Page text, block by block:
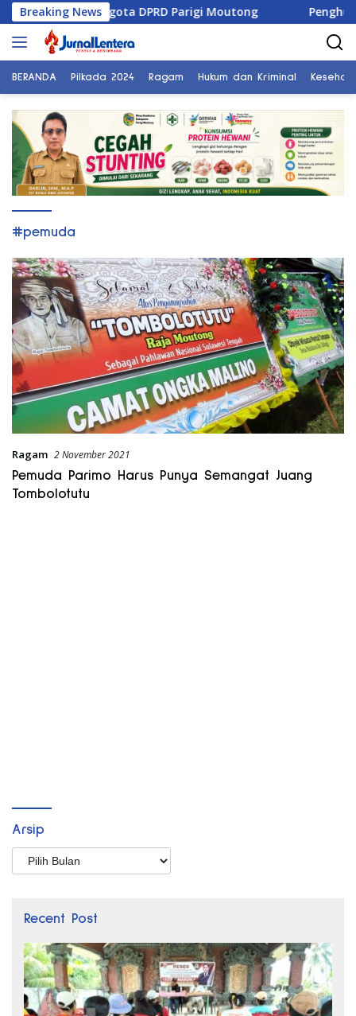
Langsung
ke
konten
Breaking News
Reses Anggota DPRD Parigi Moutong Penghulu
BERANDA Pilkada 2024 Ragam Hukum dan Kriminal
#pemuda
Ragam 2 November 2021
Pemuda Parimo Harus Punya Semangat Juang
Tombolotutu
Arsip
Arsip
Recent Post